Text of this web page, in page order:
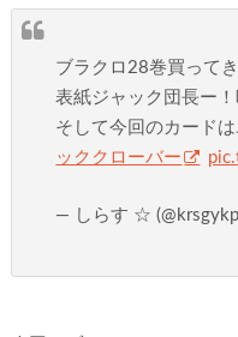
ブラクロ28巻買って
表紙ジャック団長ー
そして今回のカード
ッククローバー
— しらす ☆